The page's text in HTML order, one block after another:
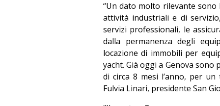
“Un dato molto rilevante
attività industriali e di
servizi professionali, le
dalla permanenza degli
locazione di immobili per
yacht. Già oggi a Genova
di circa 8 mesi l’anno, per
Fulvia Linari, presidente San